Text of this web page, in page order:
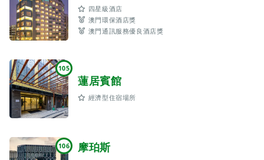
四星級酒店
澳門環保酒店獎
澳門通訊服務優良酒店獎
105
蓮居賓館
經濟型住宿場所
106 摩珀斯